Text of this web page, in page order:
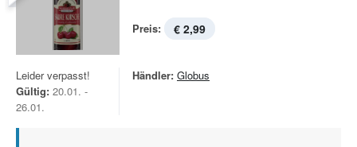
Preis: € 2,99
Leider verpasst!
Gültig: 20.01. -
26.01.
Händler: Globus